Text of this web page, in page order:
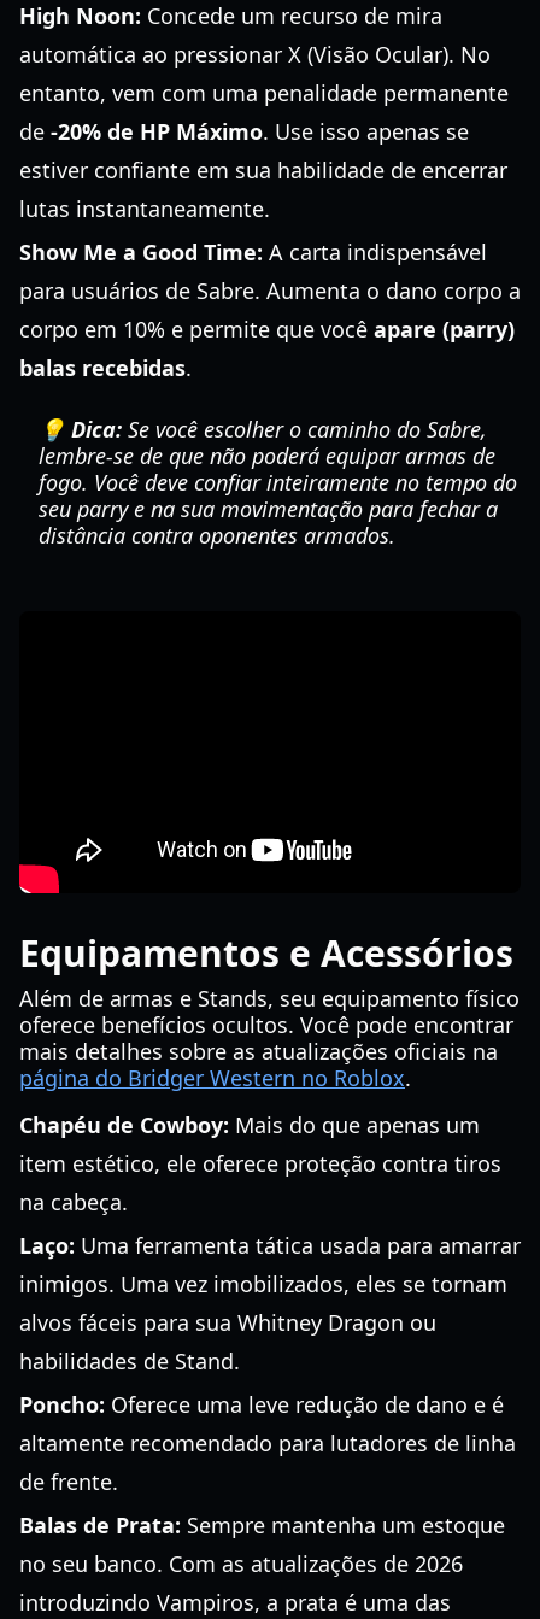
High Noon: Concede um recurso de mira
automática ao pressionar X (Visão Ocular). No
entanto, vem com uma penalidade permanente
de -20% de HP Máximo. Use isso apenas se
estiver confiante em sua habilidade de encerrar
lutas instantaneamente.
Show Me a Good Time: A carta indispensável
para usuários de Sabre. Aumenta o dano corpo a
corpo em 10% e permite que você apare (parry)
balas recebidas.
💡 Dica: Se você escolher o caminho do Sabre,
lembre-se de que não poderá equipar armas de
fogo. Você deve confiar inteiramente no tempo do
seu parry e na sua movimentação para fechar a
distância contra oponentes armados.
Equipamentos e Acessórios
Além de armas e Stands, seu equipamento físico
oferece benefícios ocultos. Você pode encontrar
mais detalhes sobre as atualizações oficiais na
página do Bridger Western no Roblox.
Chapéu de Cowboy: Mais do que apenas um
item estético, ele oferece proteção contra tiros
na cabeça.
Laço: Uma ferramenta tática usada para amarrar
inimigos. Uma vez imobilizados, eles se tornam
alvos fáceis para sua Whitney Dragon ou
habilidades de Stand.
Poncho: Oferece uma leve redução de dano e é
altamente recomendado para lutadores de linha
de frente.
Balas de Prata: Sempre mantenha um estoque
no seu banco. Com as atualizações de 2026
introduzindo Vampiros, a prata é uma das